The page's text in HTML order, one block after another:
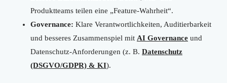
Produktteams teilen eine „Feature-Wahrheit“.
Governance: Klare Verantwortlichkeiten, Auditierbarkeit
und besseres Zusammenspiel mit AI Governance und
Datenschutz-Anforderungen (z. B. Datenschutz
(DSGVO/GDPR) & KI).